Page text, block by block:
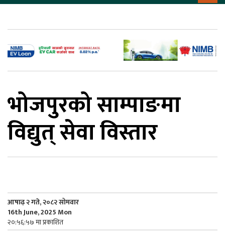
भोजपुरको साम्पाङमा
विद्युत् सेवा विस्तार
आषाढ़ २ गते, २०८२ सोमवार
16th June, 2025 Mon
२०:५६:५७ मा प्रकाशित